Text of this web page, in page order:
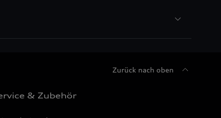
Zurück nach oben
& Zubehör